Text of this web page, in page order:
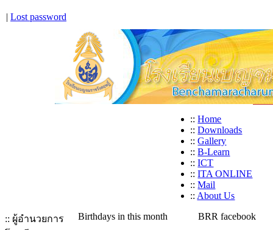
| Lost password
:: Home
:: Downloads
:: Gallery
:: B-Learn
:: ICT
:: ITA ONLINE
:: Mail
:: About Us
:: ผู้อำนวยการ
Birthdays in this month
BRR facebook